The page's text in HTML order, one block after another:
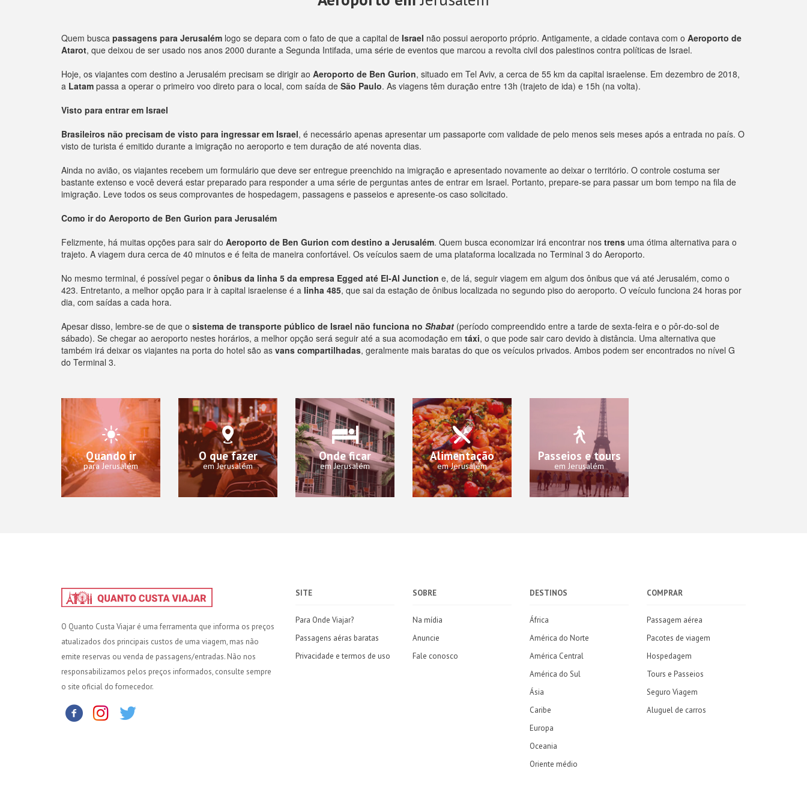
Quem busca passagens para Jerusalém logo se depara com o fato de que a capital de Israel não possui aeroporto próprio. Antigamente, a cidade contava com o Aeroporto de
Atarot, que deixou de ser usado nos anos 2000 durante a Segunda Intifada, uma série de eventos que marcou a revolta civil dos palestinos contra políticas de Israel.
Hoje, os viajantes com destino a Jerusalém precisam se dirigir ao Aeroporto de Ben Gurion, situado em Tel Aviv, a cerca de 55 km da capital israelense. Em dezembro de 2018,
a Latam passa a operar o primeiro voo direto para o local, com saída de São Paulo. As viagens têm duração entre 13h (trajeto de ida) e 15h (na volta).
Visto para entrar em Israel
Brasileiros não precisam de visto para ingressar em Israel, é necessário apenas apresentar um passaporte com validade de pelo menos seis meses após a entrada no país. O
visto de turista é emitido durante a imigração no aeroporto e tem duração de até noventa dias.
Ainda no avião, os viajantes recebem um formulário que deve ser entregue preenchido na imigração e apresentado novamente ao deixar o território. O controle costuma ser
bastante extenso e você deverá estar preparado para responder a uma série de perguntas antes de entrar em Israel. Portanto, prepare-se para passar um bom tempo na fila de
imigração. Leve todos os seus comprovantes de hospedagem, passagens e passeios e apresente-os caso solicitado.
Como ir do Aeroporto de Ben Gurion para Jerusalém
Felizmente, há muitas opções para sair do Aeroporto de Ben Gurion com destino a Jerusalém. Quem busca economizar irá encontrar nos trens uma ótima alternativa para o
trajeto. A viagem dura cerca de 40 minutos e é feita de maneira confortável. Os veículos saem de uma plataforma localizada no Terminal 3 do Aeroporto.
No mesmo terminal, é possível pegar o ônibus da linha 5 da empresa Egged até El-Al Junction e, de lá, seguir viagem em algum dos ônibus que vá até Jerusalém, como o
423. Entretanto, a melhor opção para ir à capital israelense é a linha 485, que sai da estação de ônibus localizada no segundo piso do aeroporto. O veículo funciona 24 horas por
dia, com saídas a cada hora.
Apesar disso, lembre-se de que o sistema de transporte público de Israel não funciona no Shabat (período compreendido entre a tarde de sexta-feira e o pôr-do-sol de
sábado). Se chegar ao aeroporto nestes horários, a melhor opção será seguir até a sua acomodação em táxi, o que pode sair caro devido à distância. Uma alternativa que
também irá deixar os viajantes na porta do hotel são as vans compartilhadas, geralmente mais baratas do que os veículos privados. Ambos podem ser encontrados no nível G
do Terminal 3.
Quando ir
para Jerusalém
O que fazer
em Jerusalém
Onde ficar
em Jerusalém
Alimentação
em Jerusalém
Passeios e tours
em Jerusalém
O Quanto Custa Viajar é uma ferramenta que informa os preços
atualizados dos principais custos de uma viagem, mas não
emite reservas ou venda de passagens/entradas. Não nos
responsabilizamos pelos preços informados, consulte sempre
o site oficial do fornecedor.
SITE
Para Onde Viajar?
Passagens aéras baratas
Privacidade e termos de uso
SOBRE
Na mídia
Anuncie
Fale conosco
DESTINOS
África
América do Norte
América Central
América do Sul
Ásia
Caribe
Europa
Oceania
Oriente médio
COMPRAR
Passagem aérea
Pacotes de viagem
Hospedagem
Tours e Passeios
Seguro Viagem
Aluguel de carros